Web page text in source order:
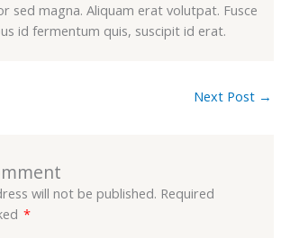
sed magna. Aliquam erat volutpat. Fusce
id fermentum quis, suscipit id erat.
Next Post →
will not be published. Required
*